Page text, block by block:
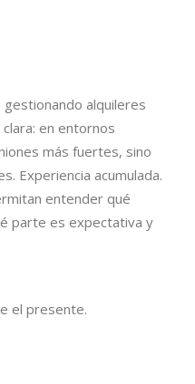
alquileres
en entornos
más fuertes, sino
Experiencia acumulada.
entender qué
parte es expectativa y
el presente.